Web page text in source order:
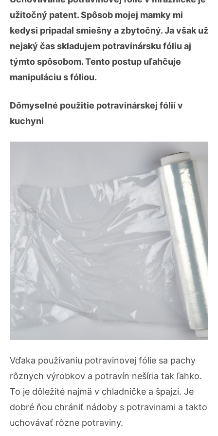
užitočný patent. Spôsob mojej mamky mi
kedysi pripadal smiešny a zbytočný. Ja však už
nejaký čas skladujem potravinársku fóliu aj
týmto spôsobom. Tento postup uľahčuje
manipuláciu s fóliou.
Dômyselné použitie potravinárskej fólií v
kuchyni
Vďaka používaniu potravinovej fólie sa pachy
rôznych výrobkov a potravín nešíria tak ľahko.
To je dôležité najmä v chladničke a špajzi. Je
dobré ňou chrániť nádoby s potravinami a takto
uchovávať rôzne potraviny.